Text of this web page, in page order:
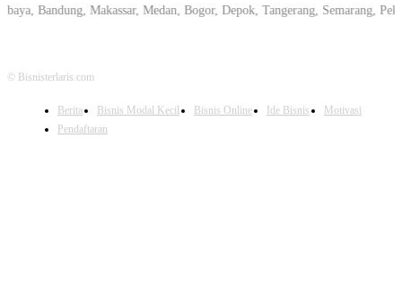
Makassar, Medan, Bogor, Depok, Tangerang, Semarang,
© Bisnisterlaris.com
Berita Bisnis Modal Kecil Bisnis Online Ide Bisnis
Motivasi
Pendaftaran